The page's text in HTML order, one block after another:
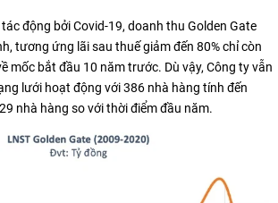
động bởi Covid-19, doanh thu Golden Gate
tương ứng lãi sau thuế giảm đến 80% chỉ còn
mốc bắt đầu 10 năm trước. Dù vậy, Công ty vẫn
lưới hoạt động với 386 nhà hàng tính đến
nhà hàng so với thời điểm đầu năm.